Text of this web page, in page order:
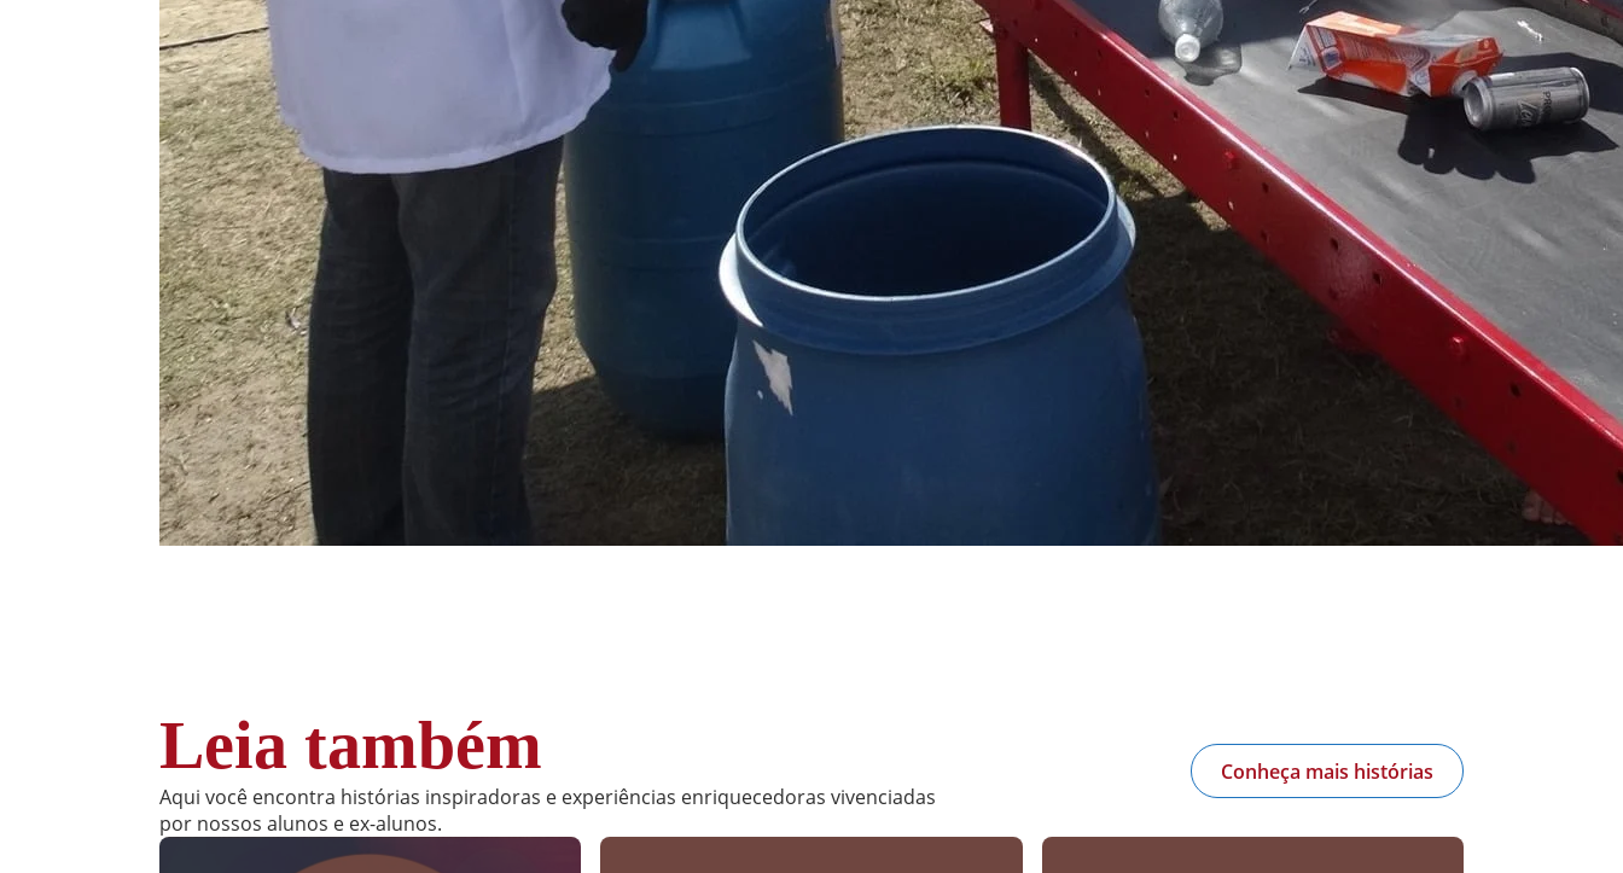
Leia também
Aqui você encontra histórias inspiradoras e experiências enriquecedoras vivenciadas
por nossos alunos e ex-alunos.
Conheça mais histórias